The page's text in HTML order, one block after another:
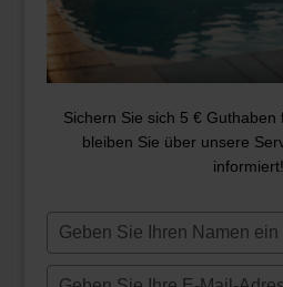
COVER 226*226
694,98€
Auf Lager
Sichern Sie sich 5 €
bleiben Sie über unsere
informiert!
Typ
naam
Typ